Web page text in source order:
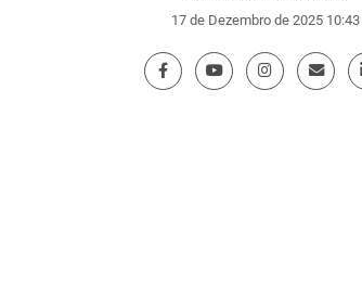
17 de Dezembro de 2025 10:43